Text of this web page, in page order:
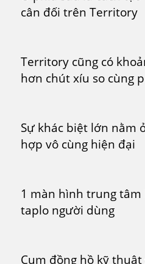
cân đối trên Territory
Territory cũng có
hơn chút xíu so cùng
Sự khác biệt lớn nằm
hợp vô cùng hiện đại
1 màn hình trung
taplo người dùng
Cụm đồng hồ kỹ